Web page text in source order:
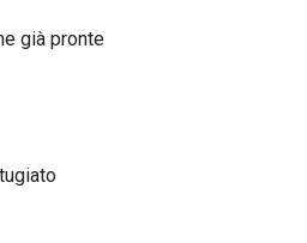
già pronte